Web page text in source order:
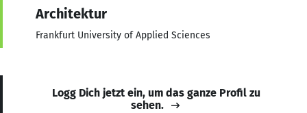
Architektur
Frankfurt University of Applied Sciences
Logg Dich jetzt ein, um das ganze Profil zu
sehen.